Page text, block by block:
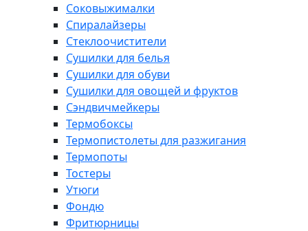
Соковыжималки
Спиралайзеры
Стеклоочистители
Сушилки для белья
Сушилки для обуви
Сушилки для овощей и фруктов
Сэндвичмейкеры
Термобоксы
Термопистолеты для разжигания
Термопоты
Тостеры
Утюги
Фондю
Фритюрницы